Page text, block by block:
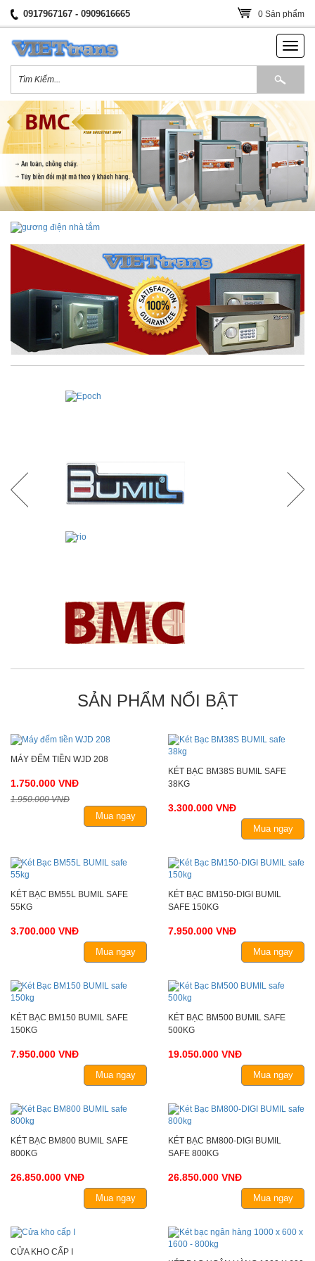
0917967167 - 0909616665 0 Sản phẩm
Toggle
SẢN PHẨM NỔI BẬT
MÁY ĐẾM TIỀN WJD 208
1.750.000 VNĐ
1.950.000 VNĐ
Mua ngay
KÉT BẠC BM38S BUMIL SAFE
38KG
3.300.000 VNĐ
Mua ngay
KÉT BẠC BM55L BUMIL SAFE
55KG
3.700.000 VNĐ
Mua ngay
KÉT BẠC BM150-DIGI BUMIL
SAFE 150KG
7.950.000 VNĐ
Mua ngay
KÉT BẠC BM150 BUMIL SAFE
150KG
7.950.000 VNĐ
Mua ngay
KÉT BẠC BM500 BUMIL SAFE
500KG
19.050.000 VNĐ
Mua ngay
KÉT BẠC BM800 BUMIL SAFE
800KG
26.850.000 VNĐ
Mua ngay
KÉT BẠC BM800-DIGI BUMIL
SAFE 800KG
26.850.000 VNĐ
Mua ngay
CỬA KHO CẤP I